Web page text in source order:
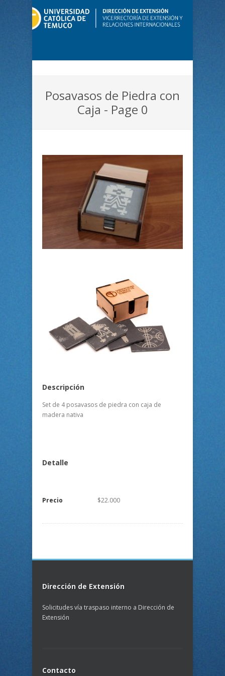
Posavasos de Piedra con
Caja - Page 0
Descripción
Set de 4 posavasos de piedra con caja de
madera nativa
Detalle
Precio $22.000
Dirección de Extensión
Solicitudes vía traspaso interno a Dirección de
Extensión
Contacto